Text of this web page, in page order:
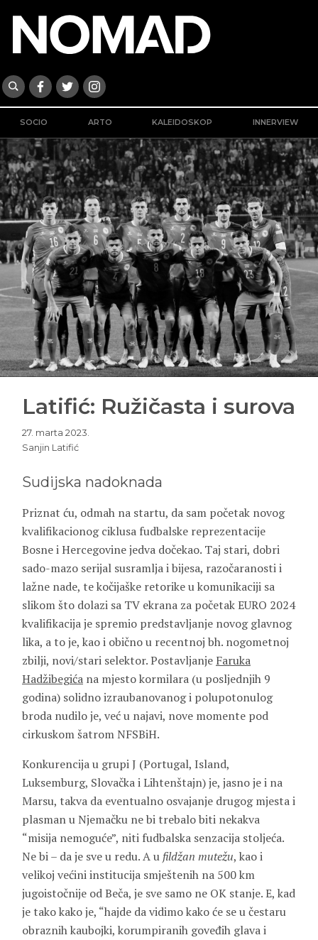
SOCIO ARTO KALEIDOSKOP INNERVIEW
Latifić: Ružičasta i surova
27. marta 2023.
Sanjin Latifić
Sudijska nadoknada
Priznat ću, odmah na startu, da sam početak novog
kvalifikacionog ciklusa fudbalske reprezentacije
Bosne i Hercegovine jedva dočekao. Taj stari, dobri
sado-mazo serijal susramlja i bijesa, razočaranosti i
lažne nade, te kočijaške retorike u komunikaciji sa
slikom što dolazi sa TV ekrana za početak EURO 2024
kvalifikacija je spremio predstavljanje novog glavnog
lika, a to je, kao i obično u recentnoj bh. nogometnoj
zbilji, novi/stari selektor. Postavljanje Faruka
Hadžibegića na mjesto kormilara (u posljednjih 9
godina) solidno izraubanovanog i polupotonulog
broda nudilo je, već u najavi, nove momente pod
cirkuskom šatrom NFSBiH.
Konkurencija u grupi J (Portugal, Island,
Luksemburg, Slovačka i Lihtenštajn) je, jasno je i na
Marsu, takva da eventualno osvajanje drugog mjesta i
plasman u Njemačku ne bi trebalo biti nekakva
“misija nemoguće”, niti fudbalska senzacija stoljeća.
Ne bi – da je sve u redu. A u fildžan mutežu, kao i
velikoj većini institucija smještenih na 500 km
jugoistočnije od Beča, je sve samo ne OK stanje. E, kad
je tako kako je, “hajde da vidimo kako će se u čestaru
obraznih kaubojki, korumpiranih goveđih glava i